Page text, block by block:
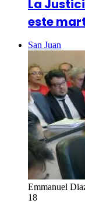
La
este
San Juan
Emmanuel
18